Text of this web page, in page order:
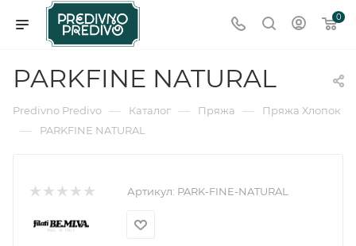
0
PARKFINE NATURAL
Predivno Predivo — Каталог — Пряжа — Пряжа Хлопок
— PARKFINE NATURAL
Артикул: PARK-FINE-NATURAL